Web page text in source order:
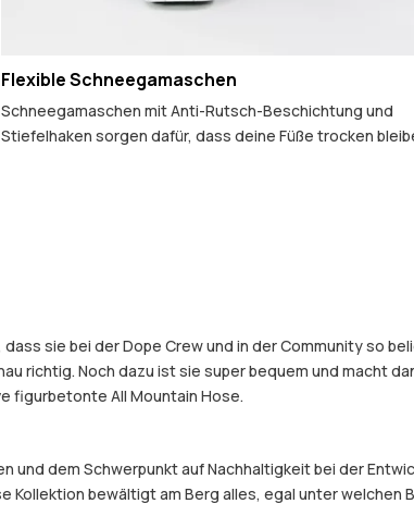
Flexible Schneegamaschen
Schneegamaschen mit Anti-Rutsch-Beschichtung und
Stiefelhaken sorgen dafür, dass deine Füße trocken
sie bei der Dope Crew und in der Community so
richtig. Noch dazu ist sie super bequem und macht
figurbetonte All Mountain Hose.
und dem Schwerpunkt auf Nachhaltigkeit bei der
bewältigt am Berg alles, egal unter welchen